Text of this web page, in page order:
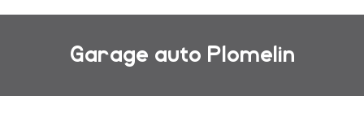
Garage auto Plomelin